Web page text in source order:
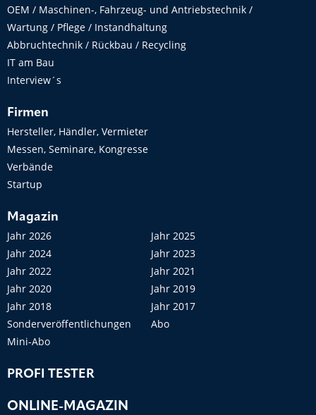
OEM / Maschinen-, Fahrzeug- und Antriebstechnik /
Wartung / Pflege / Instandhaltung
Abbruchtechnik / Rückbau / Recycling
IT am Bau
Interview´s
Firmen
Hersteller, Händler, Vermieter
Messen, Seminare, Kongresse
Verbände
Startup
Magazin
Jahr 2026
Jahr 2025
Jahr 2024
Jahr 2023
Jahr 2022
Jahr 2021
Jahr 2020
Jahr 2019
Jahr 2018
Jahr 2017
Sonderveröffentlichungen
Abo
Mini-Abo
PROFI TESTER
ONLINE-MAGAZIN